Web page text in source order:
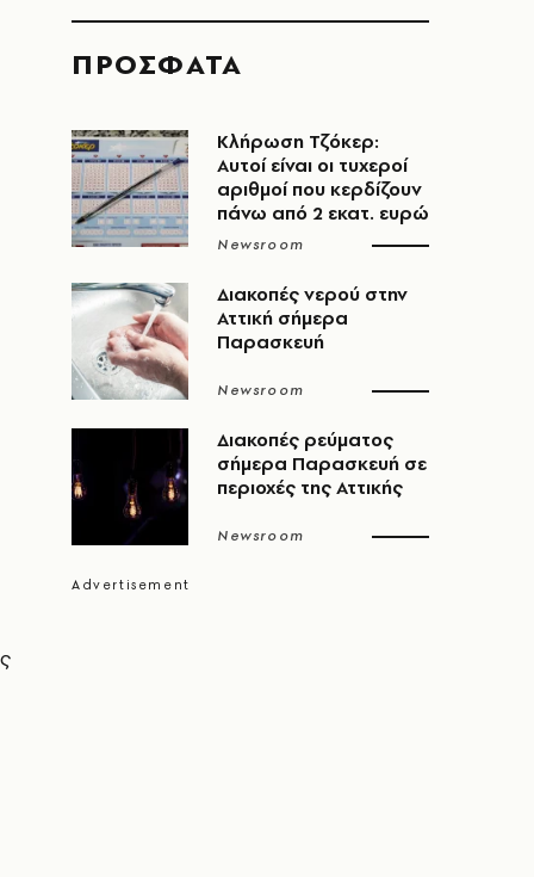
ΠΡΟΣΦΑΤΑ
Κλήρωση Τζόκερ:
Αυτοί είναι οι τυχεροί
αριθμοί που κερδίζουν
πάνω από 2 εκατ. ευρώ
Newsroom
Διακοπές νερού στην
Αττική σήμερα
Παρασκευή
Newsroom
Διακοπές ρεύματος
σήμερα Παρασκευή σε
περιοχές της Αττικής
Newsroom